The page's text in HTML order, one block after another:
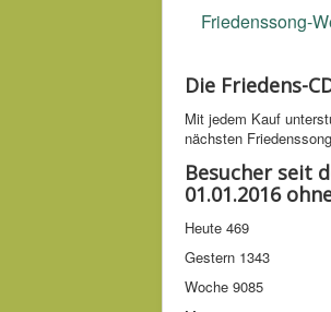
Friedenssong-
Die Friedens-
Mit jedem Kauf
nächsten
Besucher seit
01.01.2016
Heute 469
Gestern 1343
Woche 9085